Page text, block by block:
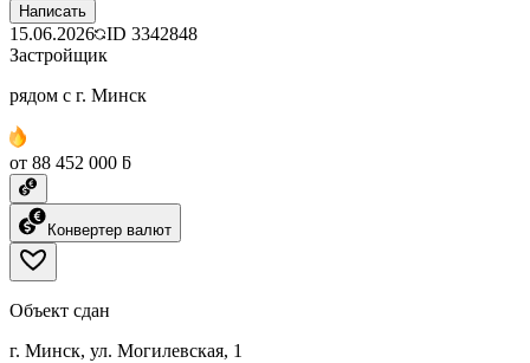
Написать
15.06.2026 ID 3342848
Застройщик
рядом с г. Минск
от 88 452 000 ƃ
Конвертер валют
Объект сдан
г. Минск, ул. Могилевская, 1